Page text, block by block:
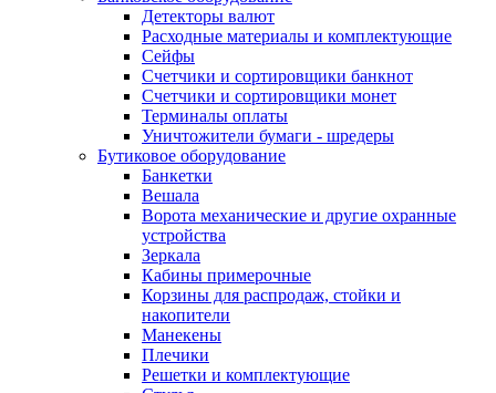
Детекторы валют
Расходные материалы и комплектующие
Сейфы
Счетчики и сортировщики банкнот
Счетчики и сортировщики монет
Терминалы оплаты
Уничтожители бумаги - шредеры
Бутиковое оборудование
Банкетки
Вешала
Ворота механические и другие охранные
устройства
Зеркала
Кабины примерочные
Корзины для распродаж, стойки и
накопители
Манекены
Плечики
Решетки и комплектующие